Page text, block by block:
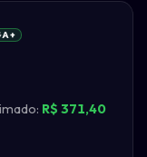
A+
R$ 371,40